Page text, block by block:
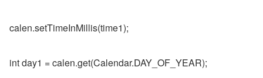
calen.setTimeInMillis(time1);
int day1 = calen.get(Calendar.DAY_OF_YEAR);